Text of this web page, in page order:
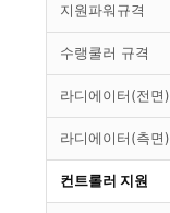
지원파워규격
수랭쿨러 규격
라디에이터(전면)
라디에이터(측면)
컨트롤러 지원